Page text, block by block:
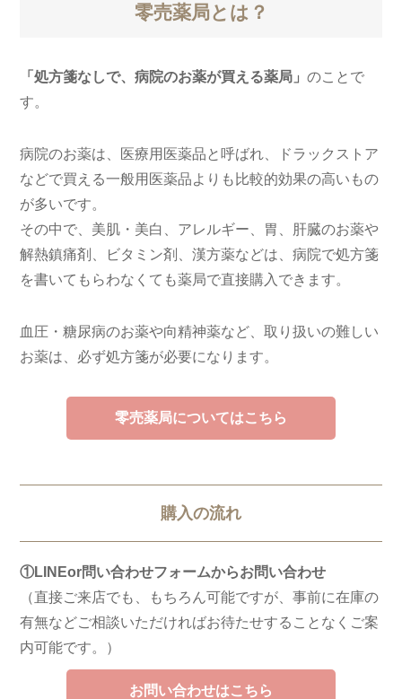
零売薬局とは？
「処方箋なしで、病院のお薬が買える薬局」のことで
す。
病院のお薬は、医療用医薬品と呼ばれ、ドラックストア
などで買える一般用医薬品よりも比較的効果の高いもの
が多いです。
その中で、美肌・美白、アレルギー、胃、肝臓のお薬や
解熱鎮痛剤、ビタミン剤、漢方薬などは、病院で処方箋
を書いてもらわなくても薬局で直接購入できます。
血圧・糖尿病のお薬や向精神薬など、取り扱いの難しい
お薬は、必ず処方箋が必要になります。
零売薬局についてはこちら
購入の流れ
①LINEor問い合わせフォームからお問い合わせ
（直接ご来店でも、もちろん可能ですが、事前に在庫の
有無などご相談いただければお待たせすることなくご案
内可能です。）
お問い合わせはこちら